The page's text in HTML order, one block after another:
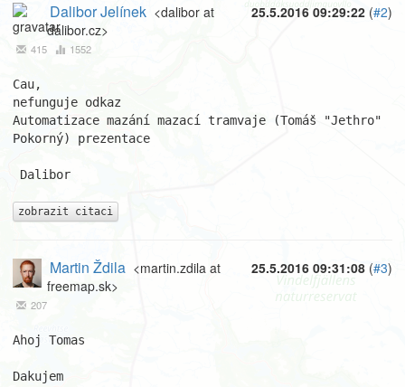
25.5.2016 09:29:22 (#2)
Dalibor Jelínek <dalibor at
dalibor.cz>
415 1552
Cau,
nefunguje odkaz
Automatizace mazání mazací tramvaje (Tomáš "Jethro"
Pokorný) prezentace
zobrazit citaci
25.5.2016 09:31:08 (#3)
Martin Ždila <martin.zdila at
freemap.sk>
207
Ahoj Tomas
Dakujem